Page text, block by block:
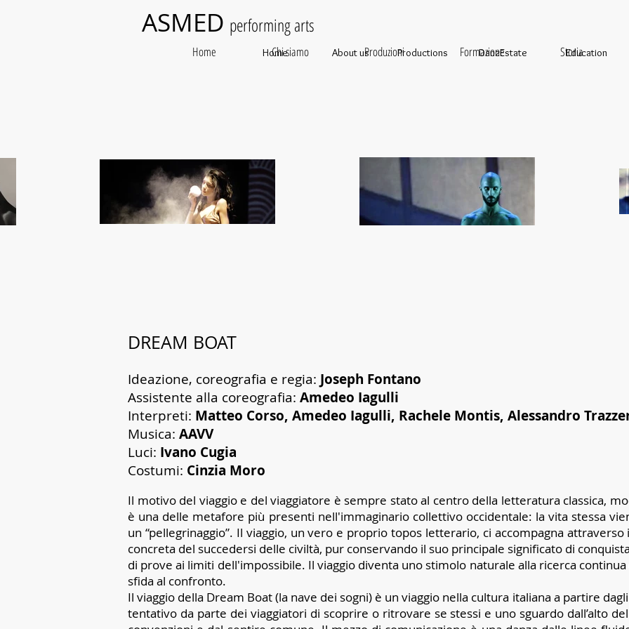
ASMED performing arts
Home Chi siamo Produzioni Formazione Storia
Home About us Productions DanzEstate Education
DREAM BOAT
Ideazione, coreografia e regia: Joseph Fontano
Assistente alla coreografia: Amedeo Iagulli
Interpreti: Matteo Corso, Amedeo Iagulli, Rachele Montis, Alessandro
Musica: AAVV
Luci: Ivano Cugia
Costumi: Cinzia Moro
Il motivo del viaggio e del viaggiatore è sempre stato al centro della letteratura classica,
è una delle metafore più presenti nell'immaginario collettivo occidentale: la vita stessa
un “pellegrinaggio”. Il viaggio, un vero e proprio topos letterario, ci accompagna
concreta del succedersi delle civiltà, pur conservando il suo principale significato di
di prove ai limiti dell'impossibile. Il viaggio diventa uno stimolo naturale alla ricerca
sfida al confronto.
Il viaggio della Dream Boat (la nave dei sogni) è un viaggio nella cultura italiana a partire
tentativo da parte dei viaggiatori di scoprire o ritrovare se stessi e uno sguardo dall’alto